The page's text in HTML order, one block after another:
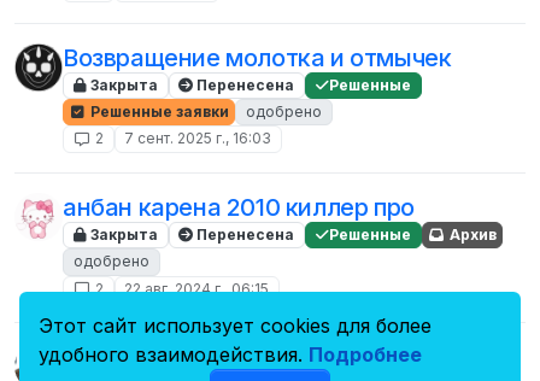
Возвращение молотка и отмычек
Закрыта Перенесена
Решенные
Решенные заявки
одобрено
2
7 сент. 2025 г., 16:03
анбан карена 2010 киллер про
Закрыта Перенесена Решенные
Архив
одобрено
2
22 авг. 2024 г., 06:15
Это я тебя тайзернул просто так?
Этот сайт использует cookies для более
удобного взаимодействия. Подробнее